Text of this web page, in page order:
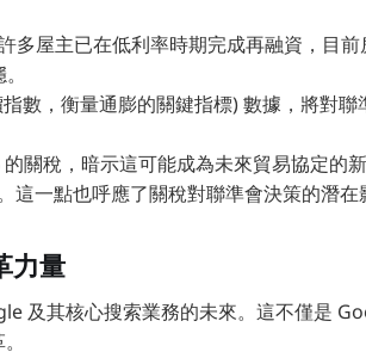
屋主已在低利率時期完成再融資，目前
數，衡量通膨的關鍵指標) 數據，將對聯
關稅，暗示這可能成為未來貿易協定的
一點也呼應了關稅對聯準會決策的潛在
力量
及其核心搜索業務的未來。這不僅是